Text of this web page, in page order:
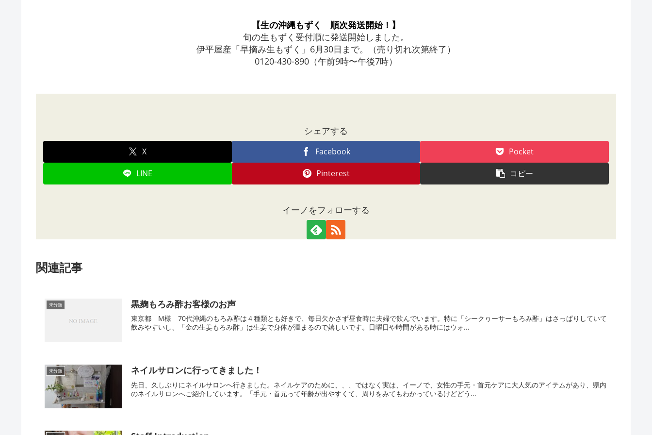
【生の沖縄もずく 順次発送開始！】
旬の生もずく受付順に発送開始しました。
伊平屋産「早摘み生もずく」6月30日まで。（売り切れ次第終了）
0120-430-890（午前9時〜午後7時）
シェアする
X Facebook Pocket
LINE Pinterest コピー
イーノをフォローする
関連記事
未分類 黒麹もろみ酢お客様のお声
東京都 M様 70代沖縄のもろみ酢は４種類とも好きで、毎日欠かさず昼食時に夫婦で飲んでいます。特に「シークヮーサーもろみ酢」はさっぱりしていて
飲みやすいし、「金の生姜もろみ酢」は生姜で身体が温まるので嬉しいです。日曜日や時間がある時にはウォ...
未分類 ネイルサロンに行ってきました！
先日、久しぶりにネイルサロンへ行きました。ネイルケアのために、、、ではなく実は、イーノで、女性の手元・首元ケアに大人気のアイテムがあり、県内
のネイルサロンへご紹介しています。「手元・首元って年齢が出やすくて、周りをみてもわかっているけどどう...